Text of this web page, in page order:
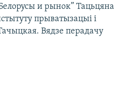
и рынок” Тацьцяна
прыватызацыі і
Вядзе перадачу